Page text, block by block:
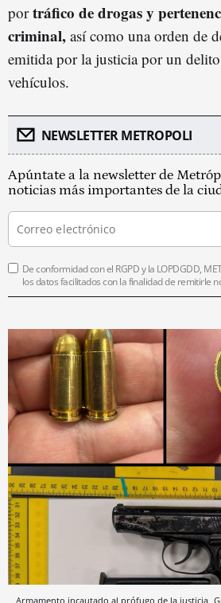
portráfico de drogas y
criminal, así como una orden de
emitida por la justicia por un
vehículos.
NEWSLETTER METROPOLI
Apúntate a la newsletter de
noticias más importantes de la
De conformidad con el RGPD y la LOPDGDD,
los datos facilitados con la finalidad de remitirle
Armamento incautado al prófugo de la justicia